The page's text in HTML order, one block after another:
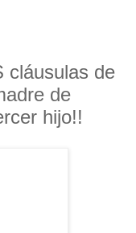
cláusulas de
de
hijo!!